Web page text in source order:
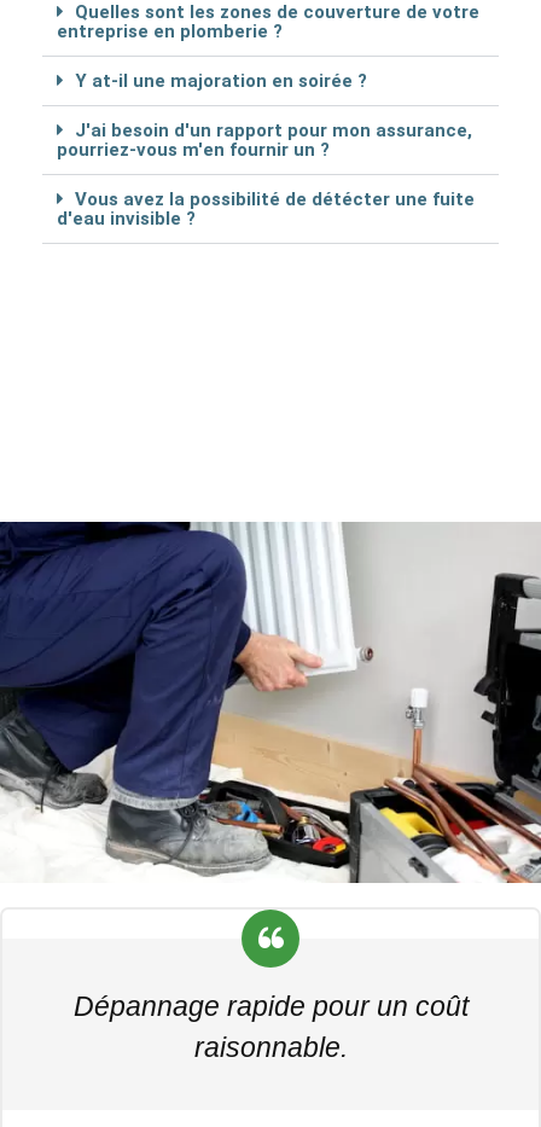
Quelles sont les zones de couverture de votre
entreprise en plomberie ?
Y at-il une majoration en soirée ?
J'ai besoin d'un rapport pour mon assurance,
pourriez-vous m'en fournir un ?
Vous avez la possibilité de détécter une fuite
d'eau invisible ?
Dépannage rapide pour un coût
raisonnable.